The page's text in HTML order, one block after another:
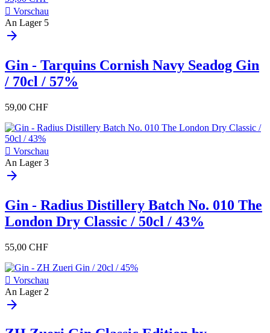
 Vorschau
An Lager 5
arrow_forward
Gin - Tarquins Cornish Navy Seadog Gin
/ 70cl / 57%
59,00 CHF
 Vorschau
An Lager 3
arrow_forward
Gin - Radius Distillery Batch No. 010 The
London Dry Classic / 50cl / 43%
55,00 CHF
 Vorschau
An Lager 2
arrow_forward